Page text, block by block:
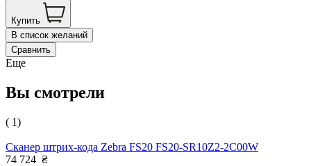
Купить
В список желаний
Сравнить
Еще
Вы смотрели
( 1)
Сканер штрих-кода Zebra FS20 FS20-SR10Z2-2C00W
74 724 ₴